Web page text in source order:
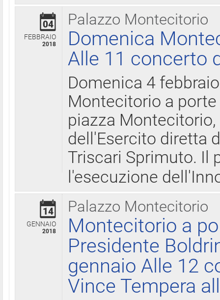
Palazzo Montecitorio
04
FEBBRAIO
2018
Domenica
Alle 11 concerto
Domenica 4
Montecitorio a
piazza
dell'Esercito diretta
Triscari Sprimuto. Il
l'esecuzione
Palazzo Montecitorio
14
GENNAIO
2018
Montecitorio a
Presidente
gennaio Alle 12
Vince Tempera